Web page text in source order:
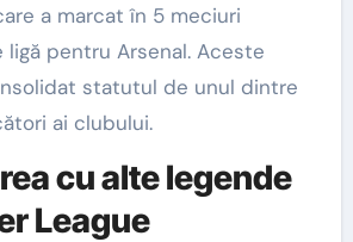
a marcat în 5 meciuri
pentru Arsenal. Aceste
statutul de unul dintre
ai clubului.
cu alte legende
League